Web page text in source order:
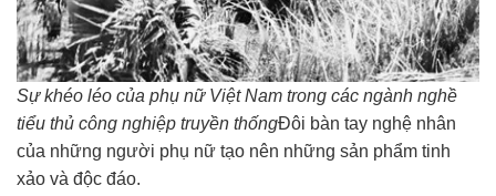
Sự khéo léo của phụ nữ Việt Nam trong các ngành nghề
tiểu thủ công nghiệp truyền thốngĐôi bàn tay nghệ nhân
của những người phụ nữ tạo nên những sản phẩm tinh
xảo và độc đáo.